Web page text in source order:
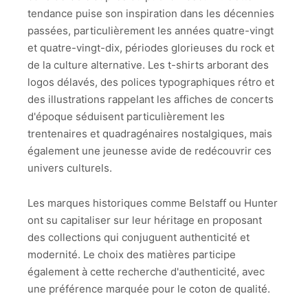
tendance puise son inspiration dans les décennies
passées, particulièrement les années quatre-vingt
et quatre-vingt-dix, périodes glorieuses du rock et
de la culture alternative. Les t-shirts arborant des
logos délavés, des polices typographiques rétro et
des illustrations rappelant les affiches de concerts
d'époque séduisent particulièrement les
trentenaires et quadragénaires nostalgiques, mais
également une jeunesse avide de redécouvrir ces
univers culturels.
Les marques historiques comme Belstaff ou Hunter
ont su capitaliser sur leur héritage en proposant
des collections qui conjuguent authenticité et
modernité. Le choix des matières participe
également à cette recherche d'authenticité, avec
une préférence marquée pour le coton de qualité.